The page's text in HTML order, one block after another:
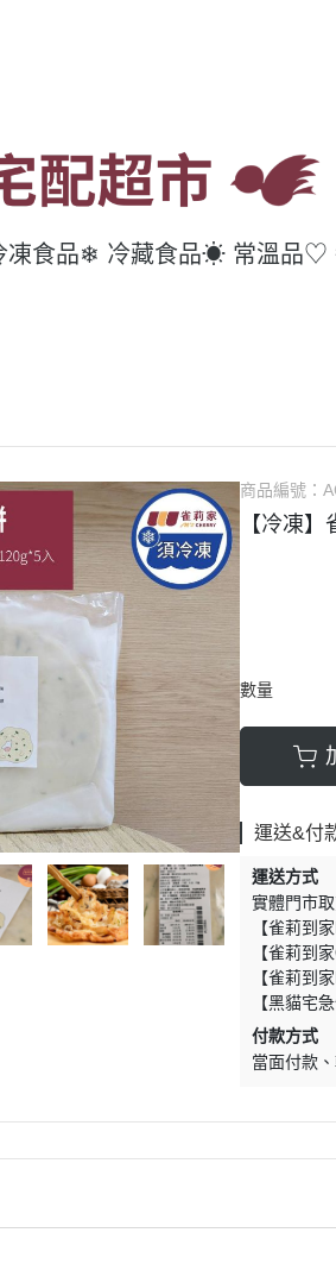
食品❄ 冷藏食品☀ 常溫品♡
商品編號：
【冷凍
數量
運送&付
運送方式
實體門市
【雀莉到
【雀莉到
【雀莉到
【黑貓宅
付款方式
當面付款